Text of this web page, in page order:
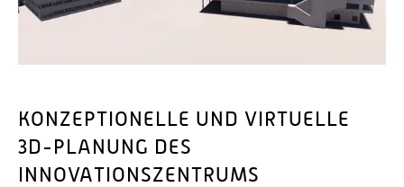
KONZEPTIONELLE UND VIRTUELLE
3D-PLANUNG DES
INNOVATIONSZENTRUMS